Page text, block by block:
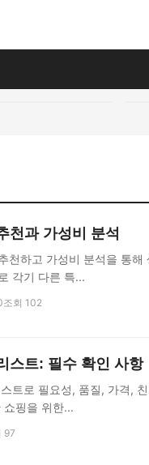
천과 가성비 분석
천하고 가성비 분석을 통해
각기 다른 특...
조회 102
스트: 필수 확인 사항
트로 필요성, 품질, 가격,
쇼핑을 위한...
97